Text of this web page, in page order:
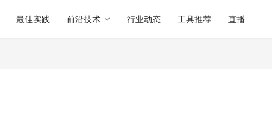
最佳实践 前沿技术 行业动态 工具推荐 直播